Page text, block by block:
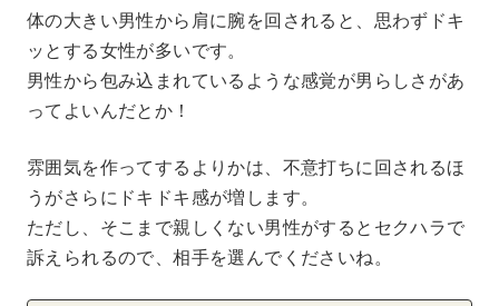
体の大きい男性から肩に腕を回されると、思わずドキ
ッとする女性が多いです。
男性から包み込まれているような感覚が男らしさがあ
ってよいんだとか！
雰囲気を作ってするよりかは、不意打ちに回されるほ
うがさらにドキドキ感が増します。
ただし、そこまで親しくない男性がするとセクハラで
訴えられるので、相手を選んでくださいね。